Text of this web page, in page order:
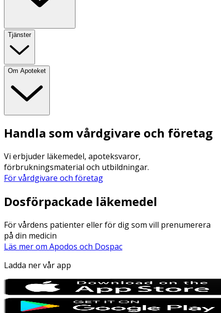
Tjänster
Om Apoteket
Handla som vårdgivare och företag
Vi erbjuder läkemedel, apoteksvaror,
förbrukningsmaterial och utbildningar.
För vårdgivare och företag
Dosförpackade läkemedel
För vårdens patienter eller för dig som vill prenumerera
på din medicin
Läs mer om Apodos och Dospac
Ladda ner vår app